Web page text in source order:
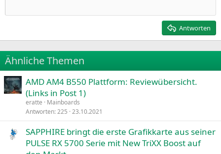
22
26
Times New Roman
Trebuchet MS
Verdana
Heading 2
Antworten
Ähnliche Themen
AMD AM4 B550 Plattform: Reviewübersicht.
(Links in Post 1)
eratte
Mainboards
Antworten 225 23.10.2021
SAPPHIRE bringt die erste Grafikkarte aus seiner
PULSE RX 5700 Serie mit New TriXX Boost auf